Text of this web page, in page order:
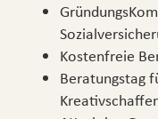
Kostenfreie
Beratungstag